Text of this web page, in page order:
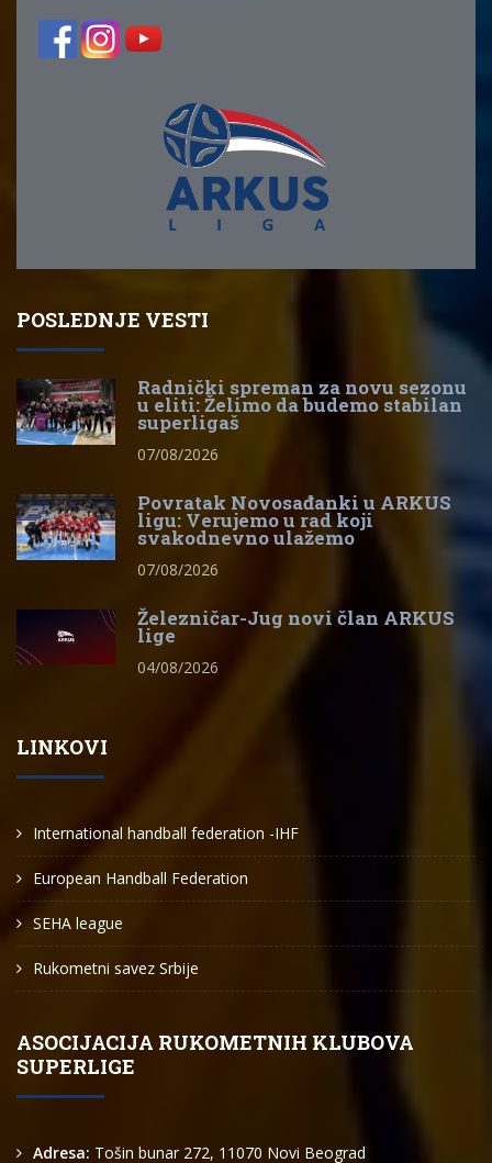
POSLEDNJE VESTI
Radnički spreman za novu sezonu
u eliti: Želimo da budemo stabilan
superligaš
07/08/2026
Povratak Novosađanki u ARKUS
ligu: Verujemo u rad koji
svakodnevno ulažemo
07/08/2026
Železničar-Jug novi član ARKUS
lige
04/08/2026
LINKOVI
International handball federation -IHF
European Handball Federation
SEHA league
Rukometni savez Srbije
ASOCIJACIJA RUKOMETNIH KLUBOVA
SUPERLIGE
Adresa: Tošin bunar 272, 11070 Novi Beograd